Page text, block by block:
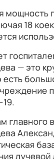
мощность
18
— это
есть
19.
главного